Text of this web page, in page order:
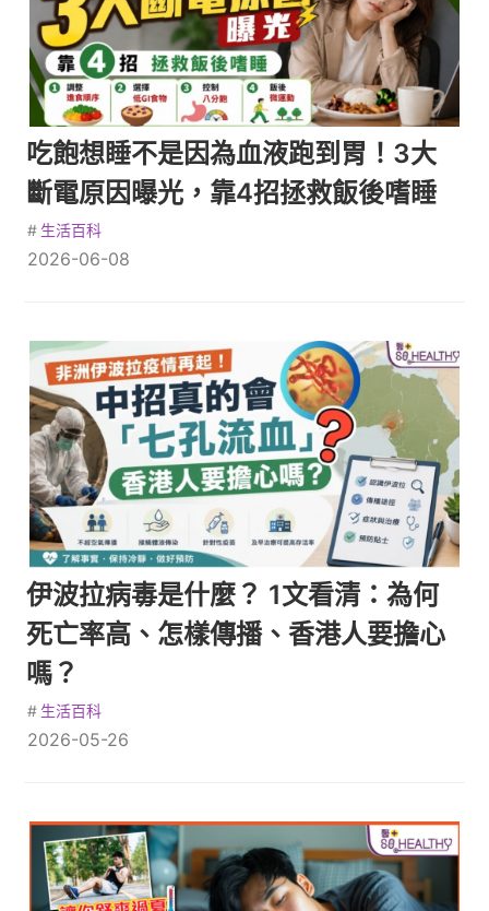
吃飽想睡不是因為血液跑到胃！3大
斷電原因曝光，靠4招拯救飯後嗜睡
# 生活百科
2026-06-08
伊波拉病毒是什麼？ 1文看清：為何
死亡率高、怎樣傳播、香港人要擔心
嗎？
# 生活百科
2026-05-26